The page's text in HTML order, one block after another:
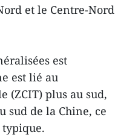
et le Centre-Nord
est
est lié au
(ZCIT) plus au sud,
sud de la Chine, ce